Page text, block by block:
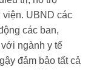
viện. UBND các
các ban,
ngành y tế
đảm bảo tất cả